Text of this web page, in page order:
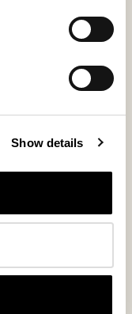
Show details
Jacquardvevd